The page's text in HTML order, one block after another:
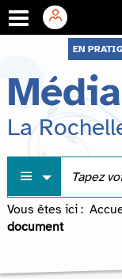
menu
contenu
recherche
EN
Média
La
Vous êtes ici :
document